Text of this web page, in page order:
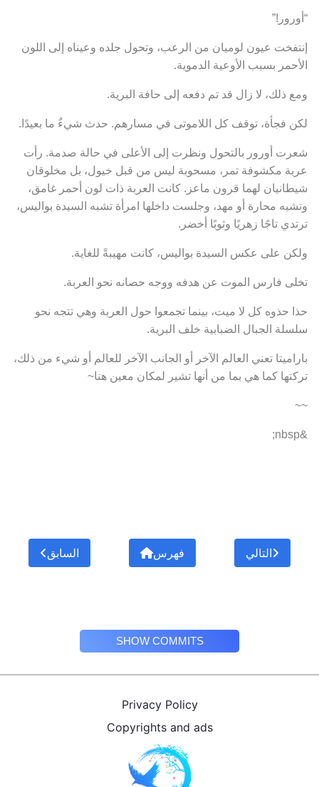
“أورور!”
إنتفخت عيون لوميان من الرعب، وتحول جلده وعيناه إلى اللون
الأحمر بسبب الأوعية الدموية.
ومع ذلك، لا زال قد تم دفعه إلى حافة البرية.
لكن فجأة، توقف كل اللاموتى في مسارهم. حدث شيءٌ ما بعيدًا.
شعرت أورور بالتحول ونظرت إلى الأعلى في حالة صدمة. رأت
عربة مكشوفة تمر، مسحوبة ليس من قبل خيول، بل مخلوقان
شيطانيان لهما قرون ماعز. كانت العربة ذات لون أحمر غامق،
وتشبه محارة أو مهد، وجلست داخلها امرأة تشبه السيدة بواليس،
ترتدي تاجًا زهريًا وثوبًا أخضر.
ولكن على عكس السيدة بواليس، كانت مهيبةً للغاية.
تخلى فارس الموت عن هدفه ووجه حصانه نحو العربة.
حذا حذوه كل لا ميت، بينما تجمعوا حول العربة وهي تتجه نحو
سلسلة الجبال الضبابية خلف البرية.
باراميتا تعني العالم الآخر أو الجانب الآخر للعالم أو شيء من ذلك،
تركتها كما هي بما من أنها تشير لمكان معين هنا~
~~
&nbsp;
السابق فهرس التالي
SHOW COMMITS
Privacy Policy
Copyrights and ads